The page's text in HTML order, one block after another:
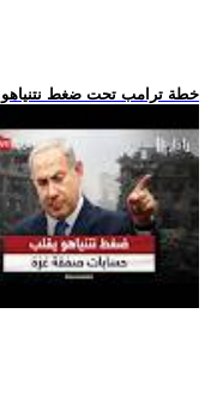
.. خطة ترامب تحت ضغط